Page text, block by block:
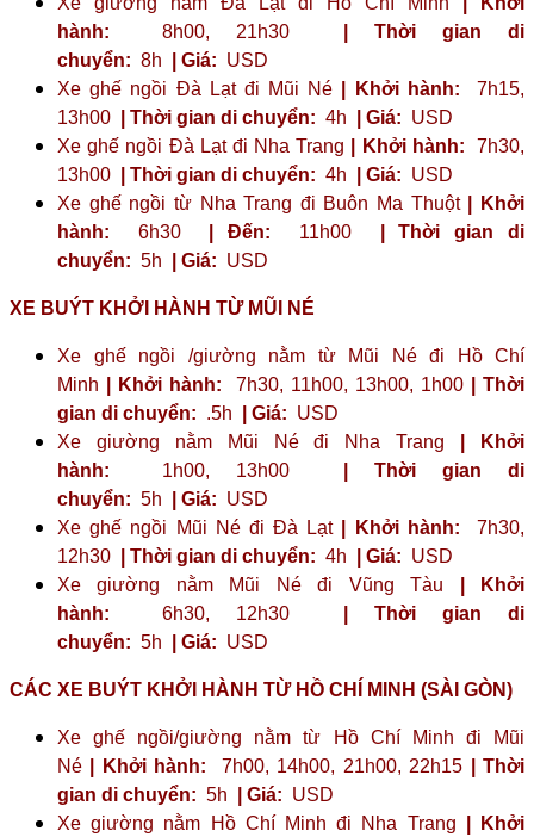
hành: 8h00, 21h30
| Thời gian di
chuyển: 8h | Giá: USD
Xe ghế ngồi Đà Lạt đi Mũi Né
| Khởi hành: 7h15,
13h00
| Thời gian di chuyển: 4h | Giá: USD
Xe ghế ngồi Đà Lạt đi Nha Trang
| Khởi hành: 7h30,
13h00
| Thời gian di chuyển: 4h | Giá: USD
Xe ghế ngồi từ Nha Trang đi Buôn Ma Thuột
| Khởi
hành: 6h30 | Đến: 11h00
| Thời gian di
chuyển: 5h | Giá: USD
XE BUÝT KHỞI HÀNH TỪ MŨI NÉ
Xe ghế ngồi /giường nằm từ Mũi Né đi Hồ Chí
Minh
| Khởi hành: 7h30, 11h00, 13h00, 1h00
| Thời
gian di chuyển: .5h | Giá: USD
Xe giường nằm Mũi Né đi Nha Trang
| Khởi
hành: 1h00, 13h00
| Thời gian di
chuyển: 5h | Giá: USD
Xe ghế ngồi Mũi Né đi Đà Lạt
| Khởi hành: 7h30,
12h30
| Thời gian di chuyển: 4h | Giá: USD
Xe giường nằm Mũi Né đi Vũng Tàu
| Khởi
hành: 6h30, 12h30
| Thời gian di
chuyển: 5h | Giá: USD
CÁC XE BUÝT KHỞI HÀNH TỪ HỒ CHÍ MINH (SÀI GÒN)
Xe ghế ngồi/giường nằm từ Hồ Chí Minh đi Mũi
Né
| Khởi hành: 7h00, 14h00, 21h00, 22h15
| Thời
gian di chuyển: 5h | Giá: USD
Xe giường nằm Hồ Chí Minh đi Nha Trang
| Khởi